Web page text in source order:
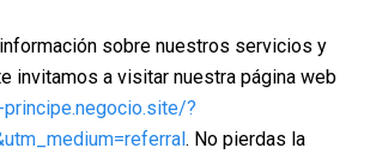
sobre nuestros servicios y
invitamos a visitar nuestra página web
?
. No pierdas la